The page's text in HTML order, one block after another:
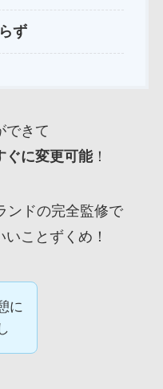
ず
できて
ぐに変更可能！
ンドの完全監修で
ことずくめ！
に